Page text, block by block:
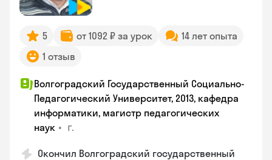
5 от 1092 ₽ за урок
14 лет опыта
1 отзыв
Волгоградский Государственный Социально-
Педагогический Университет, 2013, кафедра
информатики, магистр педагогических
наук • г.
Окончил Волгоградский государственный